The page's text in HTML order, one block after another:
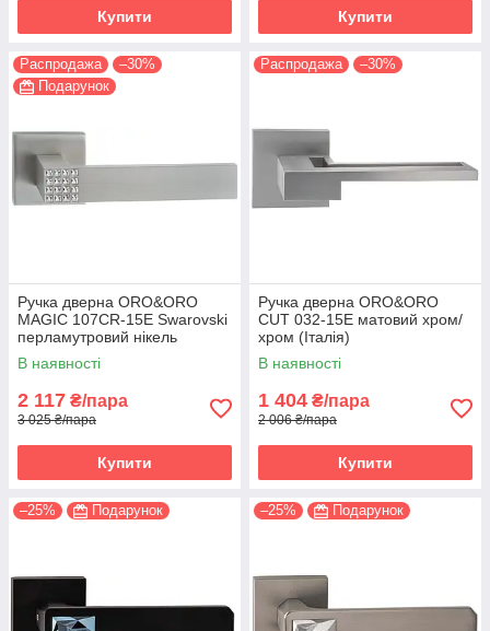
Купити Купити
Распродажа
–30%
Подарунок
Ручка дверна ORO&ORO
MAGIC 107СR-15E Swarovski
перламутровий нікель
(Італія)
В наявності
2 117 ₴/пара
3 025 ₴/пара
Купити
Распродажа –30%
Ручка дверна ORO&ORO
CUT 032-15E матовий хром/
хром (Італія)
В наявності
1 404 ₴/пара
2 006 ₴/пара
Купити
–25% Подарунок –25% Подарунок